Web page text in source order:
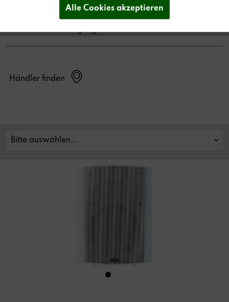
Outdoor Einsatz. Erhältlich in Weiß und Schwarz. Die
Bügelwandhalterung ermöglicht eine vertikale oder
Händler finden
Alle Cookies akzeptieren